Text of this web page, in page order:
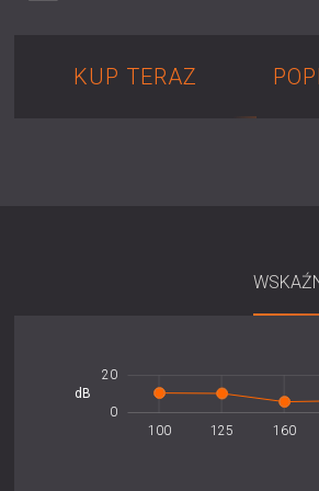
KUP TERAZ
dB
0
20
100 125 160